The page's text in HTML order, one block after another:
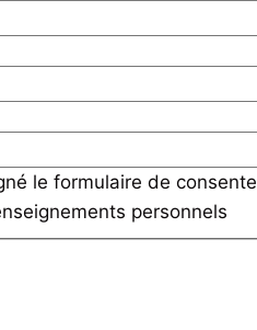
le formulaire de
personnels